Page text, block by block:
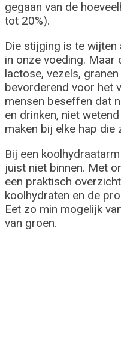
gegaan van de
tot 20%).
Die stijging is te wijten
in onze voeding. Maar
lactose, vezels,
bevorderend voor het
mensen beseffen dat
en drinken, niet
maken bij elke hap die
Bij een
juist niet binnen. Met
een praktisch
koolhydraten en de
Eet zo min mogelijk
van groen.